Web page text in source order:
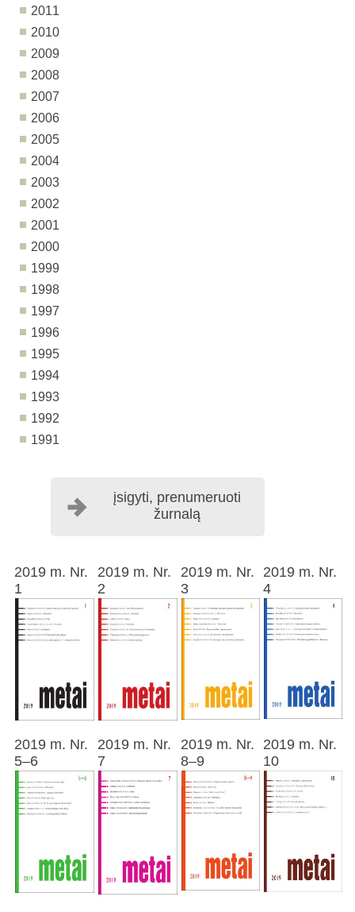
2011
2010
2009
2008
2007
2006
2005
2004
2003
2002
2001
2000
1999
1998
1997
1996
1995
1994
1993
1992
1991
įsigyti, prenumeruoti
žurnalą
2019 m. Nr.
1
2019 m. Nr.
2
2019 m. Nr.
3
2019 m. Nr.
4
2019 m. Nr.
5–6
2019 m. Nr.
7
2019 m. Nr.
8–9
2019 m. Nr.
10